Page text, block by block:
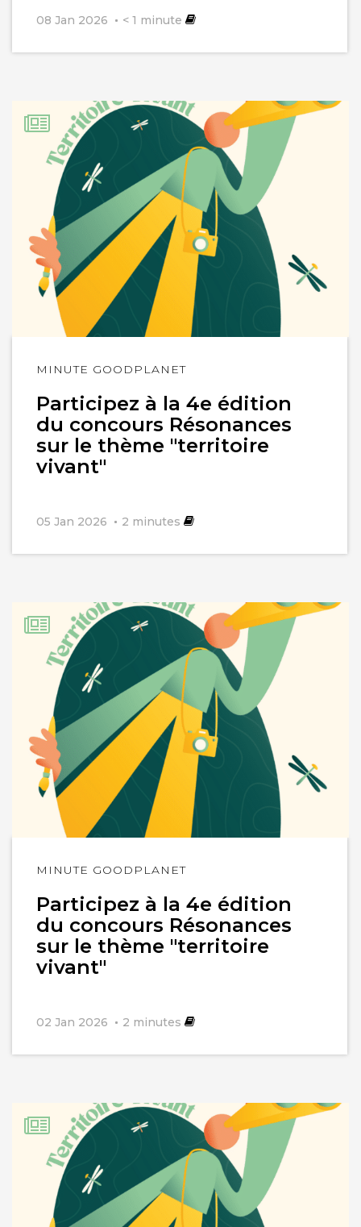
08 Jan 2026 < 1 minute
MINUTE GOODPLANET
Participez à la 4e édition
du concours Résonances
sur le thème "territoire
vivant"
05 Jan 2026 2 minutes
Lire
MINUTE GOODPLANET
Participez à la 4e édition
du concours Résonances
sur le thème "territoire
vivant"
02 Jan 2026 2 minutes
Lire